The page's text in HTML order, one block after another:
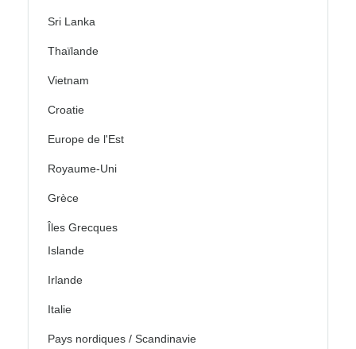
Sri Lanka
Thaïlande
Vietnam
Croatie
Europe de l'Est
Royaume-Uni
Grèce
Îles Grecques
Islande
Irlande
Italie
Pays nordiques / Scandinavie